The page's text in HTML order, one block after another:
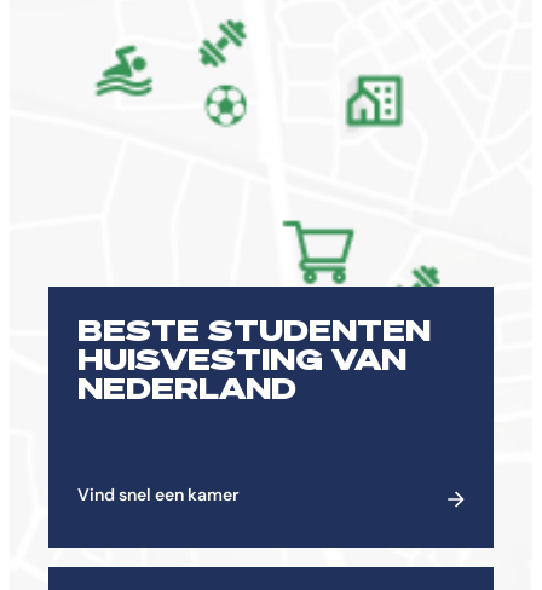
BESTE STUDENTEN
HUISVESTING VAN
NEDERLAND
Vind snel een kamer